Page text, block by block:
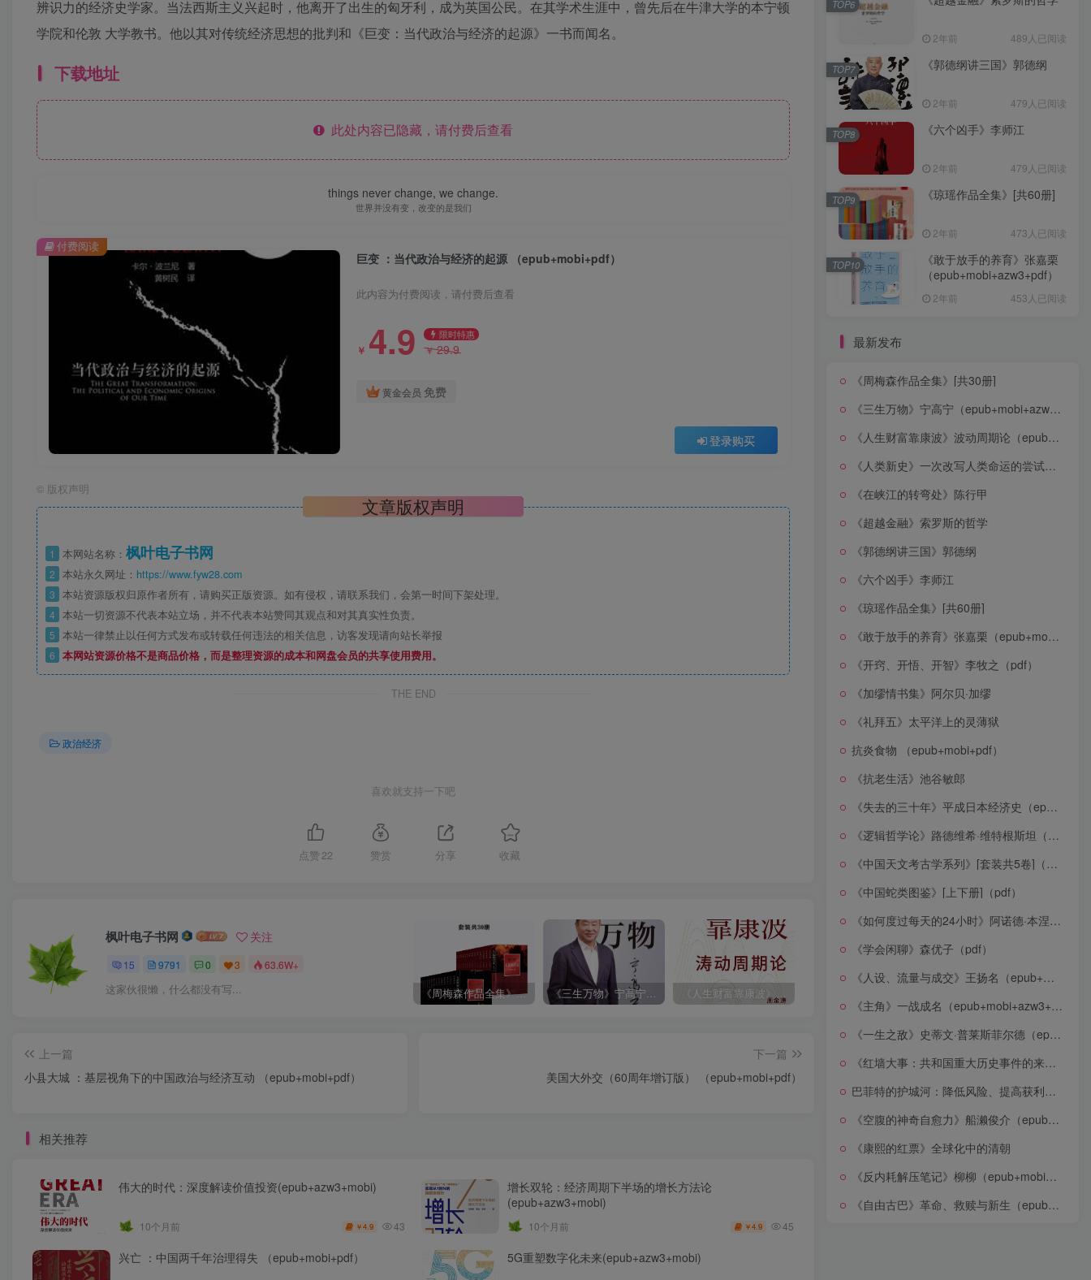
辨识力的经济史学家。当法西斯主义兴起时，他离开了出生的匈牙利，成为英国公民。在其学术生涯中，曾先后在牛津大学的本宁顿
学院和伦敦 大学教书。他以其对传统经济思想的批判和《巨变：当代政治与经济的起源》一书而闻名。
下载地址
此处内容已隐藏，请付费后查看
things never change, we change.
世界并没有变，改变的是我们
巨变 ：当代政治与经济的起源 （epub+mobi+pdf）
此内容为付费阅读，请付费后查看
￥ 4.9 限时特惠
￥29.9
黄金会员 免费
登录购买
付费阅读
© 版权声明
文章版权声明
1 本网站名称： 枫叶电子书网
2 本站永久网址： https://www.fyw28.com
3 本站资源版权归原作者所有，请购买正版资源。如有侵权，请联系我们，会第一时间下架处理。
4 本站一切资源不代表本站立场，并不代表本站赞同其观点和对其真实性负责。
5 本站一律禁止以任何方式发布或转载任何违法的相关信息，访客发现请向站长举报
6 本网站资源价格不是商品价格，而是整理资源的成本和网盘会员的共享使用费用。
THE END
政治经济
喜欢就支持一下吧
点赞 22 赞赏 分享 收藏
枫叶电子书网 关注
15 9791 0 3 63.6W+
这家伙很懒，什么都没有写... 《周梅森作品全集》[共30册] 《三生万物》宁高宁（epub+mobi+azw3+pdf） 《人生财富靠康波》波动周期论（epub+mobi+azw3+pdf）
上一篇
小县大城 ：基层视角下的中国政治与经济互动 （epub+mobi+pdf）
下一篇
美国大外交（60周年增订版） （epub+mobi+pdf）
相关推荐
伟大的时代：深度解读价值投资(epub+azw3+mobi)
10个月前 ￥4.9 43
增长双轮：经济周期下半场的增长方法论
(epub+azw3+mobi)
10个月前 ￥4.9 45
兴亡 ：中国两千年治理得失 （epub+mobi+pdf） 5G重塑数字化未来(epub+azw3+mobi)
2年前 489人已阅读
TOP6
《郭德纲讲三国》郭德纲
2年前 479人已阅读
TOP7
《六个凶手》李师江
2年前 479人已阅读
TOP8
《琼瑶作品全集》[共60册]
2年前 473人已阅读
TOP9
《敢于放手的养育》张嘉栗
（epub+mobi+azw3+pdf）
2年前 453人已阅读
TOP10
最新发布
《周梅森作品全集》[共30册]
《三生万物》宁高宁（epub+mobi+azw3+pdf）
《人生财富靠康波》波动周期论（epub+mobi+azw3+pdf）
《人类新史》一次改写人类命运的尝试（epub+mobi+azw3+pdf）
《在峡江的转弯处》陈行甲
《超越金融》索罗斯的哲学
《郭德纲讲三国》郭德纲
《六个凶手》李师江
《琼瑶作品全集》[共60册]
《敢于放手的养育》张嘉栗（epub+mobi+azw3+pdf）
《开窍、开悟、开智》李牧之（pdf）
《加缪情书集》阿尔贝·加缪
《礼拜五》太平洋上的灵薄狱
抗炎食物 （epub+mobi+pdf）
《抗老生活》池谷敏郎
《失去的三十年》平成日本经济史（epub+mobi+azw3+pdf）
《逻辑哲学论》路德维希·维特根斯坦（epub+mobi+azw3+pdf）
《中国天文考古学系列》[套装共5卷]（epub+mobi+azw3+pdf）
《中国蛇类图鉴》[上下册]（pdf）
《如何度过每天的24小时》阿诺德·本涅特（epub+mobi+azw3+pdf）
《学会闲聊》森优子（pdf）
《人设、流量与成交》王扬名（epub+mobi+azw3+pdf）
《主角》一战成名（epub+mobi+azw3+pdf）
《一生之敌》史蒂文·普莱斯菲尔德（epub+mobi+azw3+pdf）
《红墙大事：共和国重大历史事件的来龙去脉》（全二册）（pdf）
巴菲特的护城河：降低风险、提高获利的股市真规则(epub+azw3+mobi)
《空腹的神奇自愈力》船濑俊介（epub+mobi+azw3+pdf）
《康熙的红票》全球化中的清朝
《反内耗解压笔记》柳柳（epub+mobi+azw3+pdf）
《自由古巴》革命、救赎与新生（epub+mobi+azw3+pdf）